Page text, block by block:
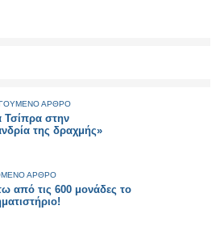
ΑΡΘΡΟ
Τσίπρα στην
της δραχμής»
ΑΡΘΡΟ
από τις 600 μονάδες το